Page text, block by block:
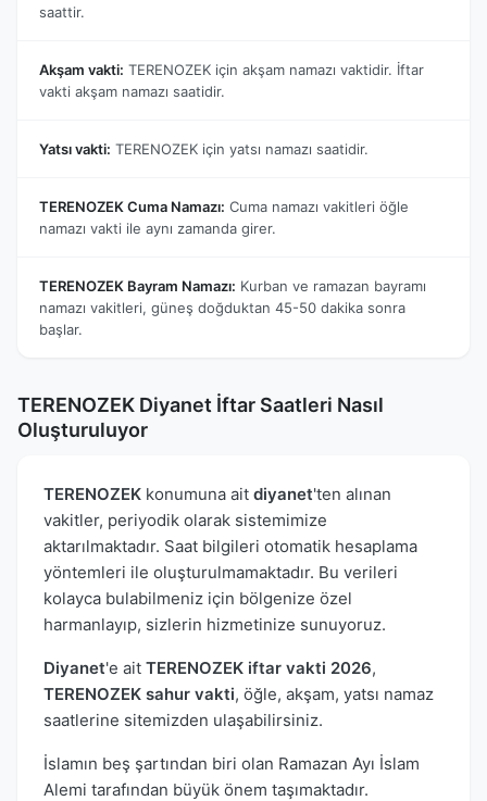
saattir.
Akşam vakti: TERENOZEK için akşam namazı vaktidir. İftar
vakti akşam namazı saatidir.
Yatsı vakti: TERENOZEK için yatsı namazı saatidir.
TERENOZEK Cuma Namazı: Cuma namazı vakitleri öğle
namazı vakti ile aynı zamanda girer.
TERENOZEK Bayram Namazı: Kurban ve ramazan bayramı
namazı vakitleri, güneş doğduktan 45-50 dakika sonra
başlar.
TERENOZEK Diyanet İftar Saatleri Nasıl
Oluşturuluyor
TERENOZEK konumuna ait diyanet'ten alınan
vakitler, periyodik olarak sistemimize
aktarılmaktadır. Saat bilgileri otomatik hesaplama
yöntemleri ile oluşturulmamaktadır. Bu verileri
kolayca bulabilmeniz için bölgenize özel
harmanlayıp, sizlerin hizmetinize sunuyoruz.
Diyanet'e ait TERENOZEK iftar vakti 2026,
TERENOZEK sahur vakti, öğle, akşam, yatsı namaz
saatlerine sitemizden ulaşabilirsiniz.
İslamın beş şartından biri olan Ramazan Ayı İslam
Alemi tarafından büyük önem taşımaktadır.